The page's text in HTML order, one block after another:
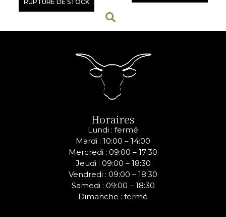
RUPTURE DE STOCK
Horaires
Lundi : fermé
Mardi : 10:00 – 14:00
Mercredi : 09:00 – 17:30
Jeudi : 09:00 – 18:30
Vendredi : 09:00 – 18:30
Samedi : 09:00 – 18:30
Dimanche : fermé